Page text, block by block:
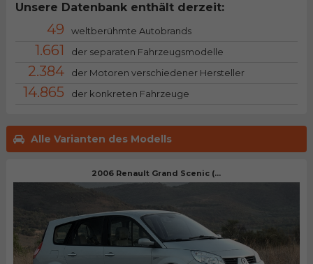
Alle Varianten des Modells
2006 Renault Grand Scenic (...
Unsere Datenbank enthält derzeit:
49 weltberühmte Autobrands
1.661 der separaten Fahrzeugsmodelle
2.384 der Motoren verschiedener Hersteller
14.865 der konkreten Fahrzeuge